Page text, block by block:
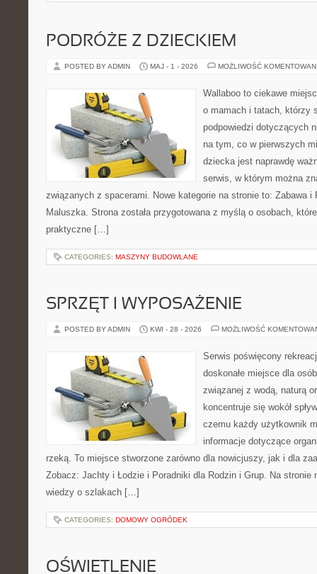
PODRÓŻE Z DZIECKIEM
POSTED BY ADMIN MAJ - 1 - 2026 MOŻLIWOŚĆ
Wallaboo to ciekawe
o mamach i tatach, którzy
podpowiedzi dotyczących
na tym, co w pierwszych
dziecka jest naprawdę
serwis, w którym można
związanych z spacerami. Nowe kategorie na stronie to: Zabawa i
Maluszka. Strona została przygotowana z myślą o osobach,
praktyczne […]
CATEGORIES: MASZYNY BUDOWLANE
SPRZĘT I WYPOSAŻENIE
POSTED BY ADMIN KWI - 28 - 2026 MOŻLIWOŚĆ
Serwis poświęcony
doskonałe miejsce dla
związanej z wodą, naturą
koncentruje się wokół
czemu każdy użytkownik
informacje dotyczące
rzeką. To miejsce stworzone zarówno dla nowicjuszy, jak i dla
Zobacz: Jachty i Łodzie i Poradniki dla Rodzin i Grup. Na stronie
wiedzy o szlakach […]
CATEGORIES: DOMOWY OGRÓDEK
OŚWIETLENIE